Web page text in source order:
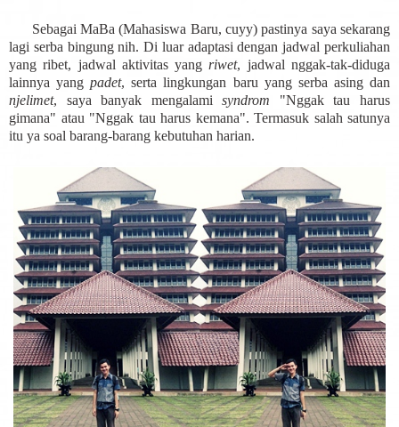
Sebagai MaBa (Mahasiswa Baru, cuyy) pastinya saya sekarang
lagi serba bingung nih. Di luar adaptasi dengan jadwal perkuliahan
yang ribet, jadwal aktivitas yang riwet, jadwal nggak-tak-diduga
lainnya yangpadet, serta lingkungan baru yang serba asing dan
njelimet, saya banyak mengalamisyndrom "Nggak tau harus
gimana" atau "Nggak tau harus kemana". Termasuk salah satunya
itu ya soal barang-barang kebutuhan harian.